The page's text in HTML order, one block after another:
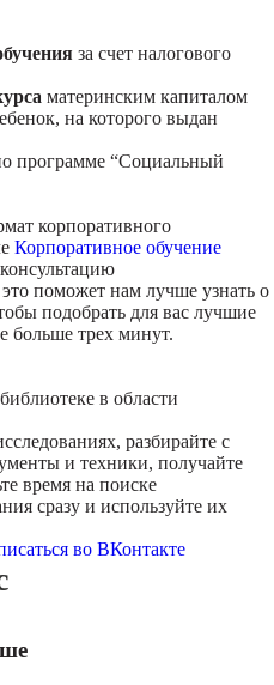
за счет налогового
материнским капиталом
на которого выдан
программе “Социальный
корпоративного
Корпоративное обучение
поможет нам лучше узнать о
подобрать для вас лучшие
больше трех минут.
в области
разбирайте с
и техники, получайте
время на поиске
сразу и используйте их
во ВКонтакте